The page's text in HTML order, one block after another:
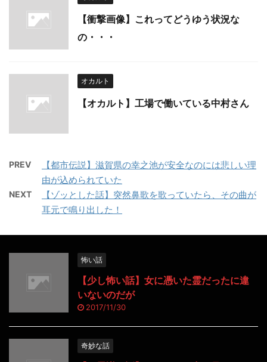
【衝撃画像】これってどうゆう状況な
の・・・
オカルト
【オカルト】工場で働いている中村さん
PREV
【都市伝説】滋賀県の幸之池が安全なのには悲しい理
由が込められていた
NEXT
【ゾッとした話】突然鼻歌を歌っていたら、その曲が
耳元で鳴り出した！
怖い話
【少し怖い話】女に憑いた霊だったに違
いないのだが
2017/11/30
奇妙な話